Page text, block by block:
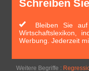
Schreiben
Bleiben Sie auf
Wirtschaftslexikon,
Werbung. Jederzeit
Weitere Begriffe :